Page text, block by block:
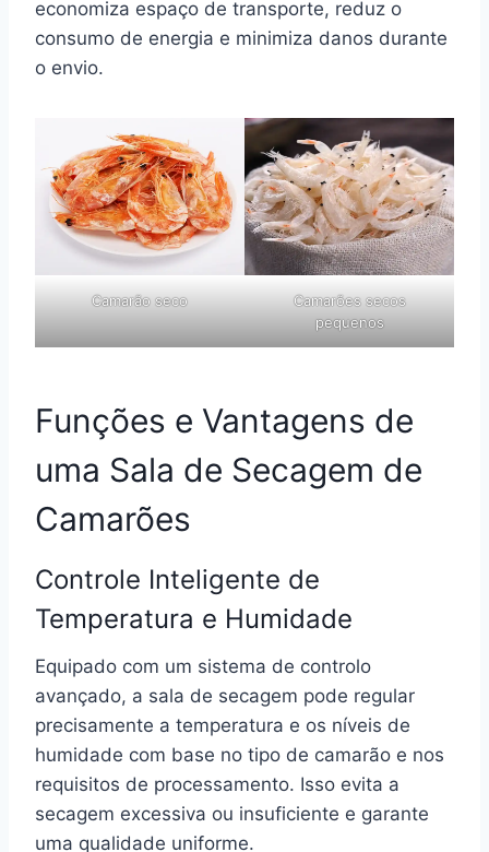
economiza espaço de transporte, reduz o
consumo de energia e minimiza danos durante
o envio.
Camarão seco
Camarões secos
pequenos
Funções e Vantagens de
uma Sala de Secagem de
Camarões
Controle Inteligente de
Temperatura e Humidade
Equipado com um sistema de controlo
avançado, a sala de secagem pode regular
precisamente a temperatura e os níveis de
humidade com base no tipo de camarão e nos
requisitos de processamento. Isso evita a
secagem excessiva ou insuficiente e garante
uma qualidade uniforme.